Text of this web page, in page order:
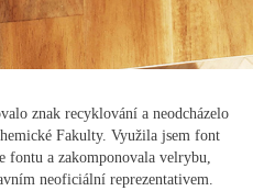
znak recyklování a neodcházelo
Fakulty. Využila jsem font
a zakomponovala velrybu,
neoficiální reprezentativem.